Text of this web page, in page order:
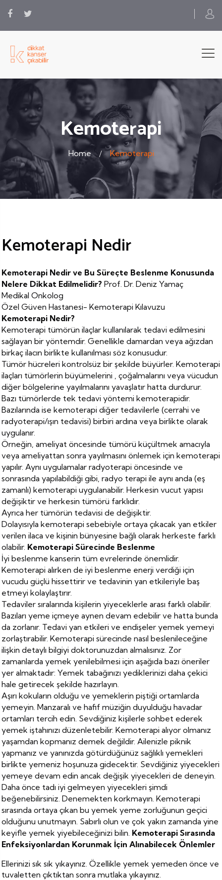
Kemoterapi
Home Kemoterapi
Kemoterapi Nedir
Kemoterapi Nedir ve Bu Süreçte Beslenme Konusunda
Nelere Dikkat Edilmelidir? Prof. Dr. Deniz Yamaç
Medikal Onkolog
Özel Güven Hastanesi- Kemoterapi Kılavuzu
Kemoterapi Nedir?
Kemoterapi tümörün ilaçlar kullanılarak tedavi edilmesini
sağlayan bir yöntemdir. Genellikle damardan veya ağızdan
birkaç ilacın birlikte kullanılması söz konusudur.
Tümör hücreleri kontrolsüz bir şekilde büyürler. Kemoterapi
ilaçları tümörlerin büyümelerini , çoğalmalarını veya vücudun
diğer bölgelerine yayılmalarını yavaşlatır hatta durdurur.
Bazı tümörlerde tek tedavi yöntemi kemoterapidir.
Bazılarında ise kemoterapi diğer tedavilerle (cerrahi ve
radyoterapi/ışın tedavisi) birbiri ardına veya birlikte olarak
uygulanır.
Örneğin, ameliyat öncesinde tümörü küçültmek amacıyla
veya ameliyattan sonra yayılmasını önlemek için kemoterapi
yapılır. Aynı uygulamalar radyoterapi öncesinde ve
sonrasında yapılabildiği gibi, radyo terapi ile aynı anda (eş
zamanlı) kemoterapi uygulanabilir. Herkesin vucut yapısı
değişiktir ve herkesin tümörü farklıdır.
Ayrıca her tümörün tedavisi de değişiktir.
Dolayısıyla kemoterapi sebebiyle ortaya çıkacak yan etkiler
verilen ilaca ve kişinin bünyesine bağlı olarak herkeste farklı
olabilir. Kemoterapi Sürecinde Beslenme
İyi beslenme kanserin tüm evrelerinde önemlidir.
Kemoterapi alırken de iyi beslenme enerji verdiği için
vucudu güçlü hissettirir ve tedavinin yan etkileriyle baş
etmeyi kolaylaştırır.
Tedaviler sıralarında kişilerin yiyeceklerle arası farklı olabilir.
Bazıları yeme içmeye aynen devam edebilir ve hatta bunda
da zorlanır. Tedavi yan etkileri ve endişeler yemek yemeyi
zorlaştırabilir. Kemoterapi sürecinde nasıl beslenileceğine
ilişkin detaylı bilgiyi doktorunuzdan almalısınız. Zor
zamanlarda yemek yenilebilmesi için aşağıda bazı öneriler
yer almaktadır: Yemek tabağınızı yediklerinizi daha çekici
hale getirecek şekilde hazırlayın.
Aşırı kokuların olduğu ve yemeklerin piştiği ortamlarda
yemeyin. Manzaralı ve hafif müziğin duyulduğu havadar
ortamları tercih edin. Sevdiğiniz kişilerle sohbet ederek
yemek iştahınızı düzenletebilir. Kemoterapi alıyor olmanız
yaşamdan kopmanız demek değildir. Ailenizle piknik
yapmanız ve yanınızda götürdüğünüz sağlıklı yemekleri
birlikte yemeniz hoşunuza gidecektir. Sevdiğiniz yiyecekleri
yemeye devam edin ancak değişik yiyecekleri de deneyin.
Daha önce tadı iyi gelmeyen yiyecekleri şimdi
beğenebilirsiniz. Denemekten korkmayın. Kemoterapi
sırasında ortaya çıkan bu yemek yeme zorluğunun geçici
olduğunu unutmayın. Sabırlı olun ve çok yakın zamanda yine
keyifle yemek yiyebileceğinizi bilin. Kemoterapi Sırasında
Enfeksiyonlardan Korunmak İçin Alınabilecek Önlemler
Ellerinizi sık sık yıkayınız. Özellikle yemek yemeden önce ve
tuvaletten çıktıktan sonra mutlaka yıkayınız.